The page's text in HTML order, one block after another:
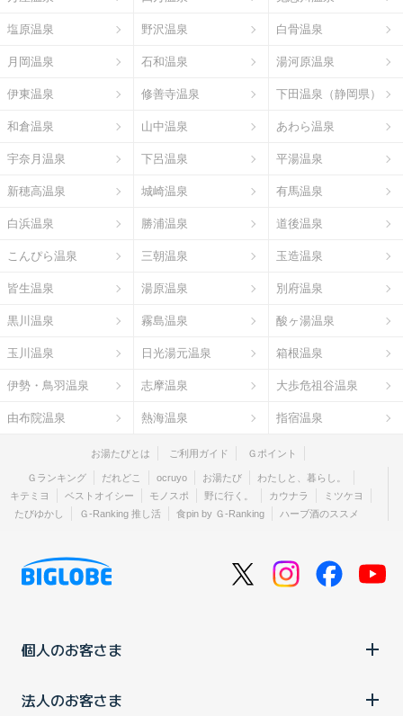
塩原温泉 野沢温泉 白骨温泉
月岡温泉 石和温泉 湯河原温泉
伊東温泉 修善寺温泉 下田温泉（静岡県）
和倉温泉 山中温泉 あわら温泉
宇奈月温泉 下呂温泉 平湯温泉
新穂高温泉 城崎温泉 有馬温泉
白浜温泉 勝浦温泉 道後温泉
こんぴら温泉 三朝温泉 玉造温泉
皆生温泉 湯原温泉 別府温泉
黒川温泉 霧島温泉 酸ヶ湯温泉
玉川温泉 日光湯元温泉 箱根温泉
伊勢・鳥羽温泉 志摩温泉 大歩危祖谷温泉
由布院温泉 熱海温泉 指宿温泉
お湯たびとは ご利用ガイド Ｇポイント
Ｇランキング だれどこ ocruyo お湯たび
わたしと、暮らし。
キテミヨ
ベストオイシー モノスポ 野に行く。 カウナラ
ミツケヨ
たびゆかし
Ｇ-Ranking 推し活 食pin by Ｇ-Ranking ハーブ酒のススメ
個人のお客さま
法人のお客さま